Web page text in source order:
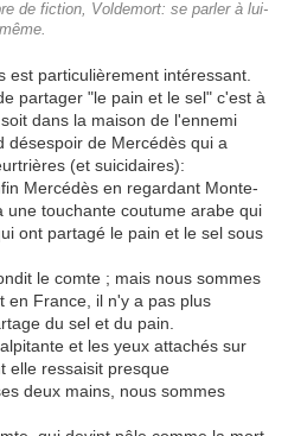
de fiction, Voldemort: se parler à lui-
même.
est particulièrement intéressant.
partager "le pain et le sel" c'est à
dans la maison de l'ennemi
désespoir de Mercédès qui a
(et suicidaires):
Mercédès en regardant Monte-
une touchante coutume arabe qui
ont partagé le pain et le sel sous
le comte ; mais nous sommes
en France, il n'y a pas plus
du sel et du pain.
et les yeux attachés sur
elle ressaisit presque
deux mains, nous sommes